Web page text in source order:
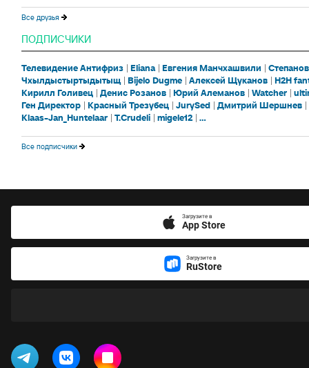
Все друзья
ПОДПИСЧИКИ
Телевидение Антифриз Eliana Евгения Манчхашвили
Чхылдыстыртыдытыщ Bijelo Dugme Алексей Щуканов H2H
Кирилл Голивец Денис Розанов Юрий Алеманов Watcher
Ген Директор Красный Трезубец JurySed Дмитрий Шершнев
Klaas-Jan_Huntelaar T.Crudeli migele12 ...
Все подписчики
Загрузите в
App Store
Загрузите в
RuStore